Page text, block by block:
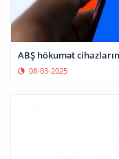
ABŞ hökumət
08-03-2025